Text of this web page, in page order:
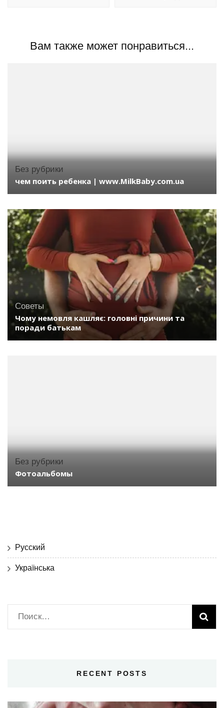
Вам также может понравиться...
Без рубрики
чем поить ребенка | www.MilkBaby.com.ua
Советы
Чому немовля кашляє: головні причини та
поради батькам
Без рубрики
Фотоальбомы
Русский
Українська
Найти:
RECENT POSTS